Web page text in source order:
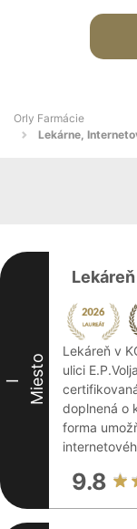
Orly Farmácie
Lekárne,
I Miesto
Lekáreň
Lekáreň v
ulici
doplnená o
forma
9.8